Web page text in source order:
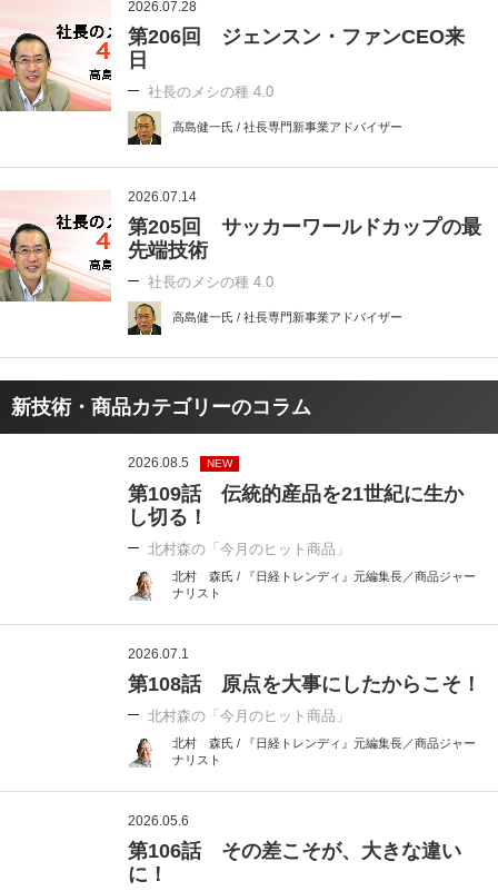
2026.07.28
第206回 ジェンスン・ファンCEO来
日
社長のメシの種 4.0
高島健一氏 / 社長専門新事業アドバイザー
2026.07.14
第205回 サッカーワールドカップの最
先端技術
社長のメシの種 4.0
高島健一氏 / 社長専門新事業アドバイザー
新技術・商品カテゴリーのコラム
2026.08.5 NEW
第109話 伝統的産品を21世紀に生か
し切る！
北村森の「今月のヒット商品」
北村 森氏 / 『日経トレンディ』元編集長／商品ジャー
ナリスト
2026.07.1
第108話 原点を大事にしたからこそ！
北村森の「今月のヒット商品」
北村 森氏 / 『日経トレンディ』元編集長／商品ジャー
ナリスト
2026.05.6
第106話 その差こそが、大きな違い
に！